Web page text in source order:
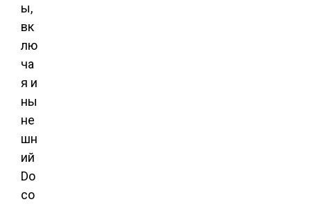
ы,
вк
лю
ча
я и
ны
не
шн
ий
Do
co